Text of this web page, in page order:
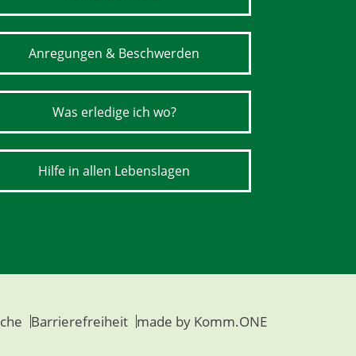
Anregungen & Beschwerden
Was erledige ich wo?
Hilfe in allen Lebenslagen
Barrierefreiheit made by Komm.ONE